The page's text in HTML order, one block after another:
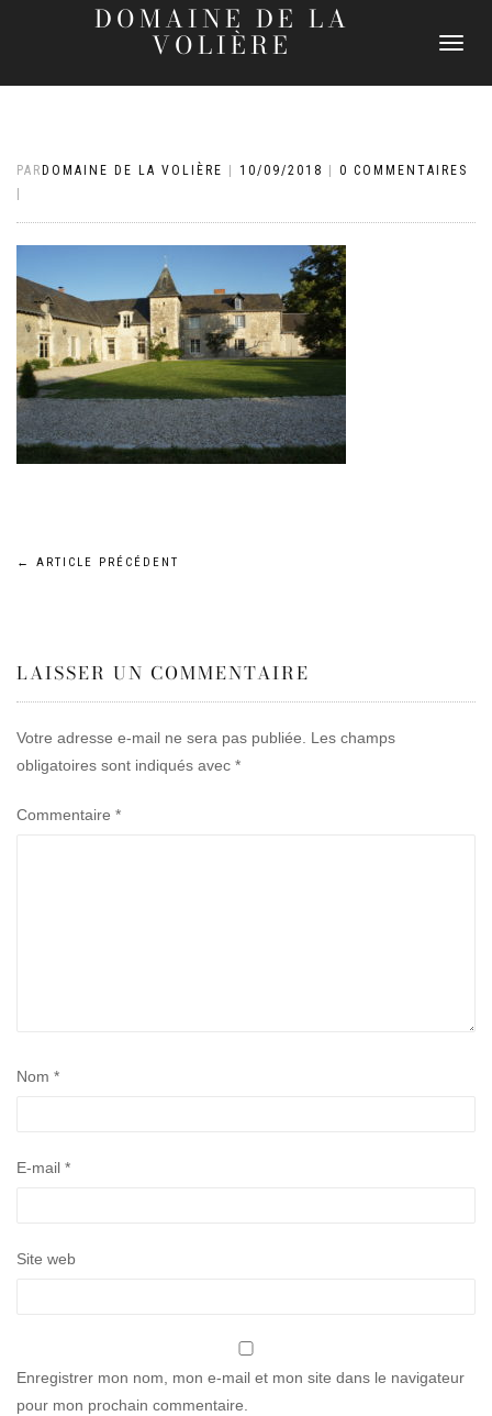
DOMAINE DE LA
VOLIÈRE
DÉPLIER
PAR DOMAINE DE LA VOLIÈRE 10/09/2018
0 COMMENTAIRES
Navigation
l’article
← ARTICLE PRÉCÉDENT
LAISSER UN COMMENTAIRE
Votre adresse e-mail ne sera pas publiée.
Les champs
obligatoires sont indiqués avec *
Commentaire *
Nom *
E-mail *
Site web
Enregistrer mon nom, mon e-mail et mon site dans le navigateur
pour mon prochain commentaire.